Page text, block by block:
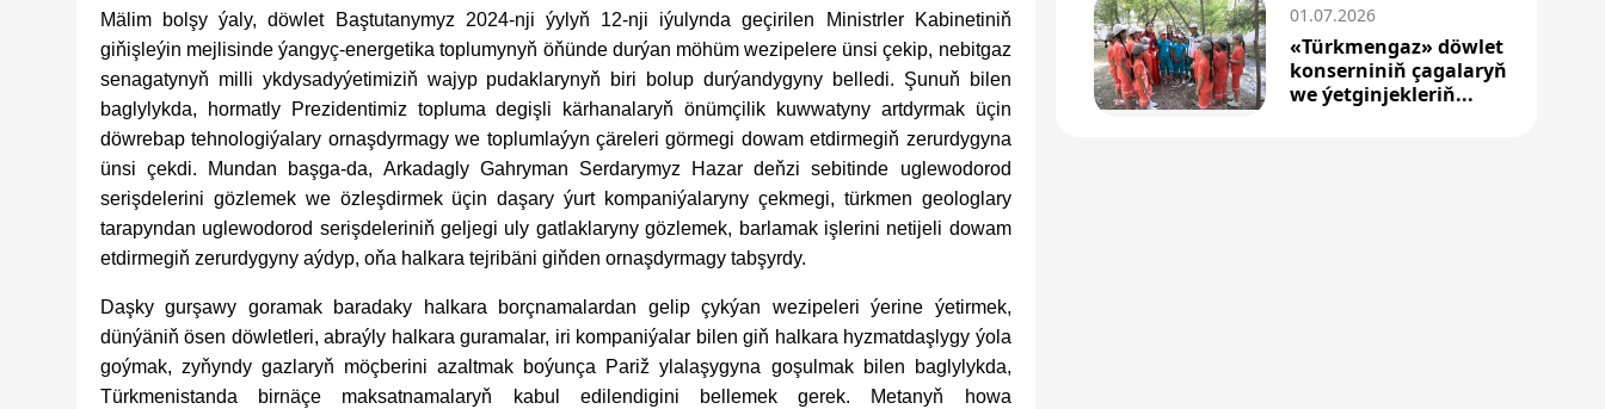
Mälim bolşy ýaly, döwlet Baştutanymyz 2024-nji ýylyň 12-nji iýulynda geçirilen Ministrler Kabinetiniň
giňişleýin mejlisinde ýangyç-energetika toplumynyň öňünde durýan möhüm wezipelere ünsi çekip, nebitgaz
senagatynyň milli ykdysadyýetimiziň wajyp pudaklarynyň biri bolup durýandygyny belledi. Şunuň bilen
baglylykda, hormatly Prezidentimiz topluma degişli kärhanalaryň önümçilik kuwwatyny artdyrmak üçin
döwrebap tehnologiýalary ornaşdyrmagy we toplumlaýyn çäreleri görmegi dowam etdirmegiň zerurdygyna
ünsi çekdi. Mundan başga-da, Arkadagly Gahryman Serdarymyz Hazar deňzi sebitinde uglewodorod
serişdelerini gözlemek we özleşdirmek üçin daşary ýurt kompaniýalaryny çekmegi, türkmen geologlary
tarapyndan uglewodorod serişdeleriniň geljegi uly gatlaklaryny gözlemek, barlamak işlerini netijeli dowam
etdirmegiň zerurdygyny aýdyp, oňa halkara tejribäni giňden ornaşdyrmagy tabşyrdy.
Daşky gurşawy goramak baradaky halkara borçnamalardan gelip çykýan wezipeleri ýerine ýetirmek,
dünýäniň ösen döwletleri, abraýly halkara guramalar, iri kompaniýalar bilen giň halkara hyzmatdaşlygy ýola
goýmak, zyňyndy gazlaryň möçberini azaltmak boýunça Pariž ylalaşygyna goşulmak bilen baglylykda,
Türkmenistanda birnäçe maksatnamalaryň kabul edilendigini bellemek gerek. Metanyň howa
01.07.2026
«Türkmengaz» döwlet
konserniniň çagalaryň
we ýetginjekleriň...